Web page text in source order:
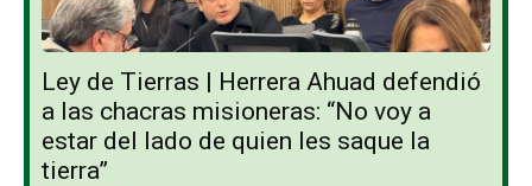
Ley de Tierras | Herrera Ahuad defendió
a las chacras misioneras: “No voy a
estar del lado de quien les saque la
tierra”